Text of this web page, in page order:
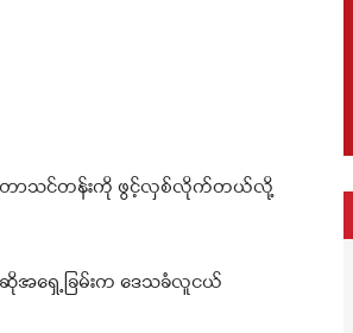
ျူတာသင်တန်းကို ဖွင့်လှစ်လိုက်တယ်လို့
ာ့ဆိုအရှေ့ခြမ်းက ဒေသခံလူငယ်